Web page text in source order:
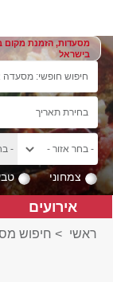
מסעדות, הזמנת מקום
בישראל
צמחוני
אירועים
ראשי > חיפוש